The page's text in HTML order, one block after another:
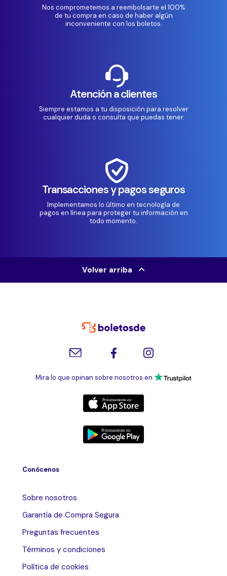
Nos comprometemos a reembolsarte el 100%
de tu compra en caso de haber algún
inconveniente con los boletos.
Atención a clientes
Siempre estamos a tu disposición para resolver
cualquier duda o consulta que puedas tener.
Transacciones y pagos seguros
Implementamos lo último en tecnología de
pagos en línea para proteger tu información en
todo momento.
Volver arriba
Mira lo que opinan sobre nosotros en
Conócenos
Sobre nosotros
Garantía de Compra Segura
Preguntas frecuentes
Términos y condiciones
Política de cookies